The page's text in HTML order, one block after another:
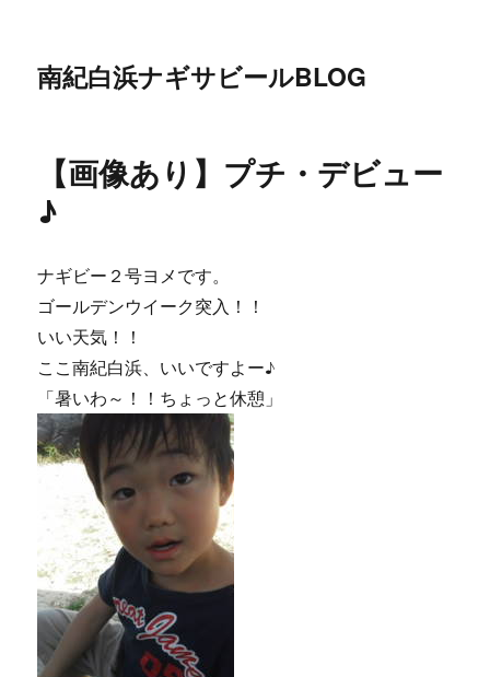
南紀白浜ナギサビールBLOG
【画像あり】プチ・デビュー
♪
ナギビー２号ヨメです。
ゴールデンウイーク突入！！
いい天気！！
ここ南紀白浜、いいですよー♪
「暑いわ～！！ちょっと休憩」